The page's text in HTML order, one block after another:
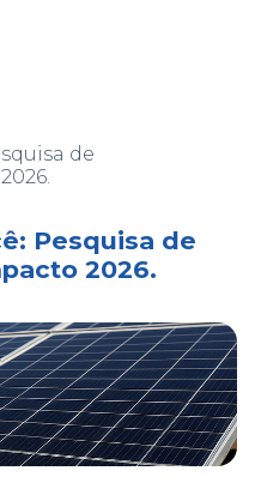
Pesquisa de
2026.